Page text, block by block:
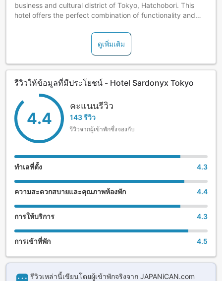
business and cultural district of Tokyo, Hatchobori. This
hotel offers the perfect combination of functionality and
ดูเพิ่มเติม
รีวิวให้ข้อมูลที่มีประโยชน์ - Hotel Sardonyx Tokyo
4.4
คะแนนรีวิว
143 รีวิว
รีวิวจากผู้เข้าพักซึ่งจองกับ
ทำเลที่ตั้ง 4.3
ความสะดวกสบายและคุณภาพห้องพัก 4.4
การให้บริการ 4.3
การเข้าที่พัก 4.5
รีวิวเหล่านี้เขียนโดยผู้เข้าพักจริงจาก JAPANiCAN.com